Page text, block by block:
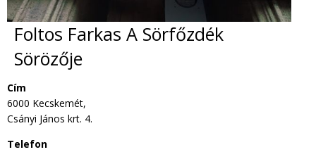
Foltos Farkas A Sörfőzdék
Sörözője
Cím
6000 Kecskemét,
Csányi János krt. 4.
Telefon